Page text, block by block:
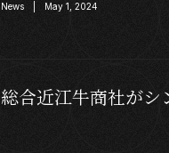
News | May 1, 2024
総合近江牛商社がシ